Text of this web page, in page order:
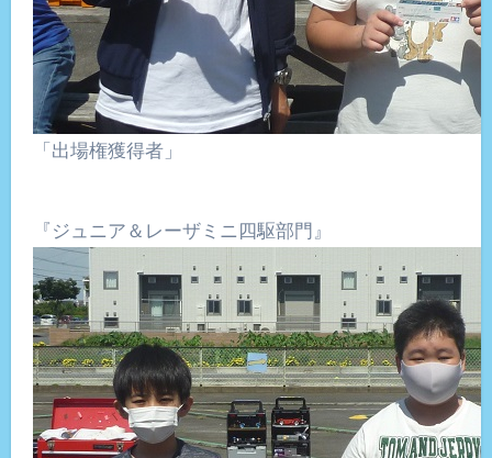
「出場権獲得者」
『ジュニア＆レーザミニ四駆部門』